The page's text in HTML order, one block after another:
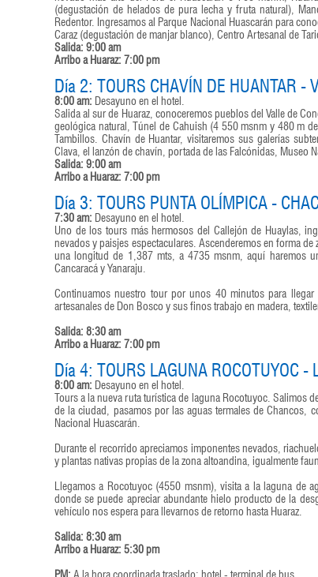
(degustación de helados de pura lecha y fruta natural),
Redentor. Ingresamos al Parque Nacional Huascarán para
Caraz (degustación de manjar blanco), Centro Artesanal de
Salida: 9:00 am
Arribo a Huaraz: 7:00 pm
Día 2: TOURS CHAVÍN DE HUANTAR -
8:00 am:
Desayuno en el hotel.
Salida al sur de Huaraz, conoceremos pueblos del Valle de
geológica natural, Túnel de Cahuish (4 550 msnm y 480 m
Tambillos. Chavín de Huantar, visitaremos sus galerías
Clava, el lanzón de chavín, portada de las Falcónidas, Museo
Salida: 9:00 am
Arribo a Huaraz: 7:00 pm
Día 3: TOURS PUNTA OLÍMPICA -
7:30 am:
Desayuno en el hotel.
Uno de los tours más hermosos del Callejón de Huaylas,
nevados y paisjes espectaculares. Ascenderemos en forma
una longitud de 1,387 mts, a 4735 msnm, aquí haremos
Cancaracá y Yanaraju.
Continuamos nuestro tour por unos 40 minutos para
artesanales de Don Bosco y sus finos trabajo en madera,
Salida: 8:30 am
Arribo a Huaraz: 7:00 pm
Día 4: TOURS LAGUNA ROCOTUYOC -
8:00 am:
Desayuno en el hotel.
Tours a la nueva ruta turística de laguna Rocotuyoc. Salimos
de la ciudad, pasamos por las aguas termales de Chancos,
Nacional Huascarán.
Durante el recorrido apreciamos imponentes nevados,
y plantas nativas propias de la zona altoandina, igualmente
Llegamos a Rocotuyoc (4550 msnm), visita a la laguna de
donde se puede apreciar abundante hielo producto de la
vehículo nos espera para llevarnos de retorno hasta Huaraz.
Salida: 8:30 am
Arribo a Huaraz: 5:30 pm
PM: A la hora coordinada traslado: hotel - terminal de bus.